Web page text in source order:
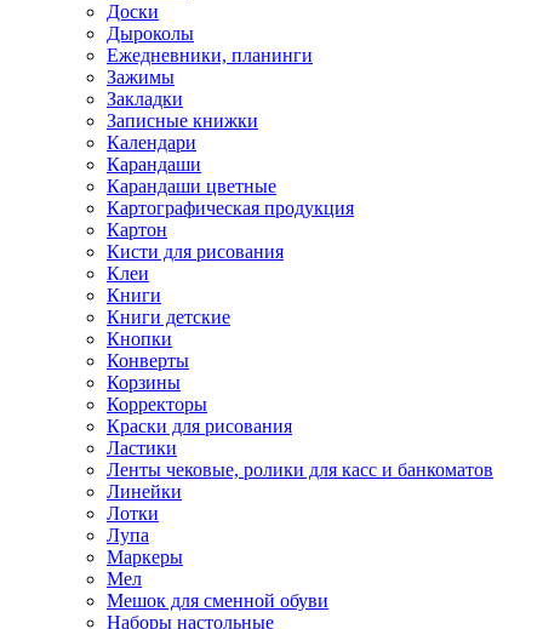
Доски
Дыроколы
Ежедневники, планинги
Зажимы
Закладки
Записные книжки
Календари
Карандаши
Карандаши цветные
Картографическая продукция
Картон
Кисти для рисования
Клеи
Книги
Книги детские
Кнопки
Конверты
Корзины
Корректоры
Краски для рисования
Ластики
Ленты чековые, ролики для касс и банкоматов
Линейки
Лотки
Лупа
Маркеры
Мел
Мешок для сменной обуви
Наборы настольные